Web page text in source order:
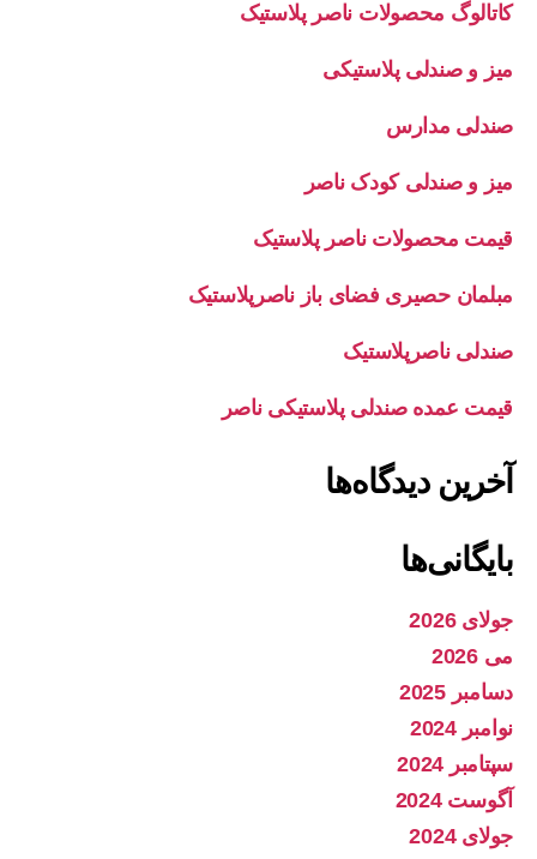
کاتالوگ محصولات ناصر پلاستیک
میز و صندلی پلاستیکی
صندلی مدارس
میز و صندلی کودک ناصر
قیمت محصولات ناصر پلاستیک
مبلمان حصیری فضای باز ناصرپلاستیک
صندلی ناصرپلاستیک
قیمت عمده صندلی پلاستیکی ناصر
آخرین دیدگاه‌ها
بایگانی‌ها
جولای 2026
می 2026
دسامبر 2025
نوامبر 2024
سپتامبر 2024
آگوست 2024
جولای 2024